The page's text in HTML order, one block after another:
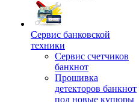
Сервис банковской
техники
Сервис счетчиков
банкнот
Прошивка
детекторов банкнот
под новые купюры